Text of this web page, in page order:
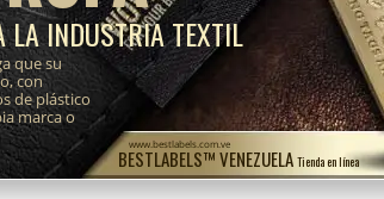
BESTLABELS™ VENEZUELA Tienda en línea
www.bestlabels.com.ve
LA INDUSTRIA TEXTIL
que su
con
de plástico
marca o